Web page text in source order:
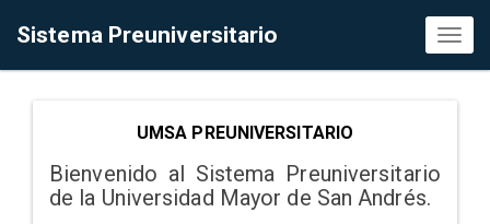
Sistema Preuniversitario
UMSA PREUNIVERSITARIO
Bienvenido al Sistema Preuniversitario
de la Universidad Mayor de San Andrés.